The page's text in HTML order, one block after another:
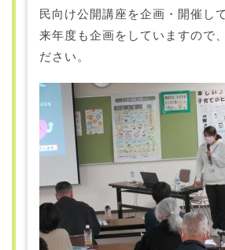
民向け公開講座を企画・開催し
来年度も企画をしていますので
ださい。